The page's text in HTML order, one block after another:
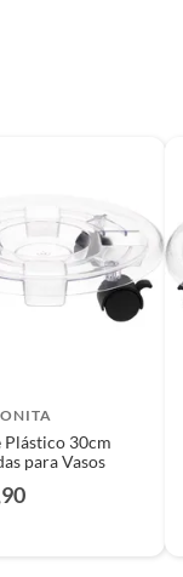
Plástico 30cm
para Vasos